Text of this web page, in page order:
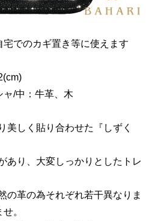
でのカギ置き等に使えます
ャ/中：牛革、木
美しく貼り合わせた『しずく
あり、大変しっかりとしたトレ
の革の為それぞれ若干異なりま
。